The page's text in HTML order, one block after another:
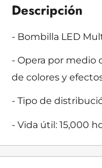
Descripción
- Bombilla LED
- Opera por medio
de colores y
- Tipo de
- Vida útil: 15,000